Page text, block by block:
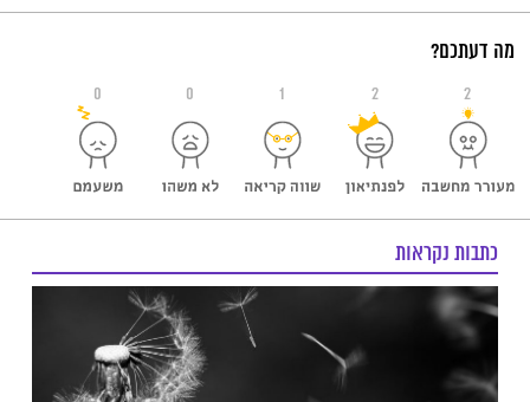
מה דעתכם?
0 0 1 2 2
כתבות נקראות